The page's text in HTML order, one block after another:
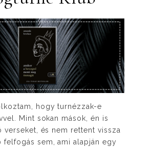
hogy turnézzak-e
Mint sokan mások, én is
verseket, és nem rettent vissza
felfogás sem, ami alapján egy